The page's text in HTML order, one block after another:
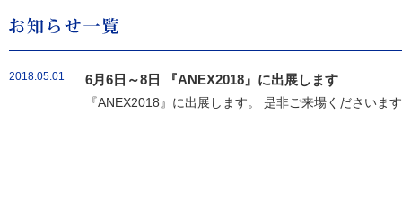
2018.05.01 6月6日～8日 『ANEX2018』に出展します
『ANEX2018』に出展します。 是非ご来場くださ